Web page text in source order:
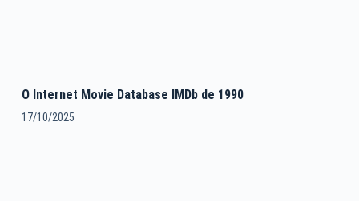
O Internet Movie Database IMDb de 1990
17/10/2025